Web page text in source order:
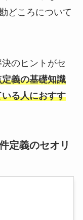
どころについて
のヒントがセ
定義の基礎知識
る人におすす
定義のセオリ